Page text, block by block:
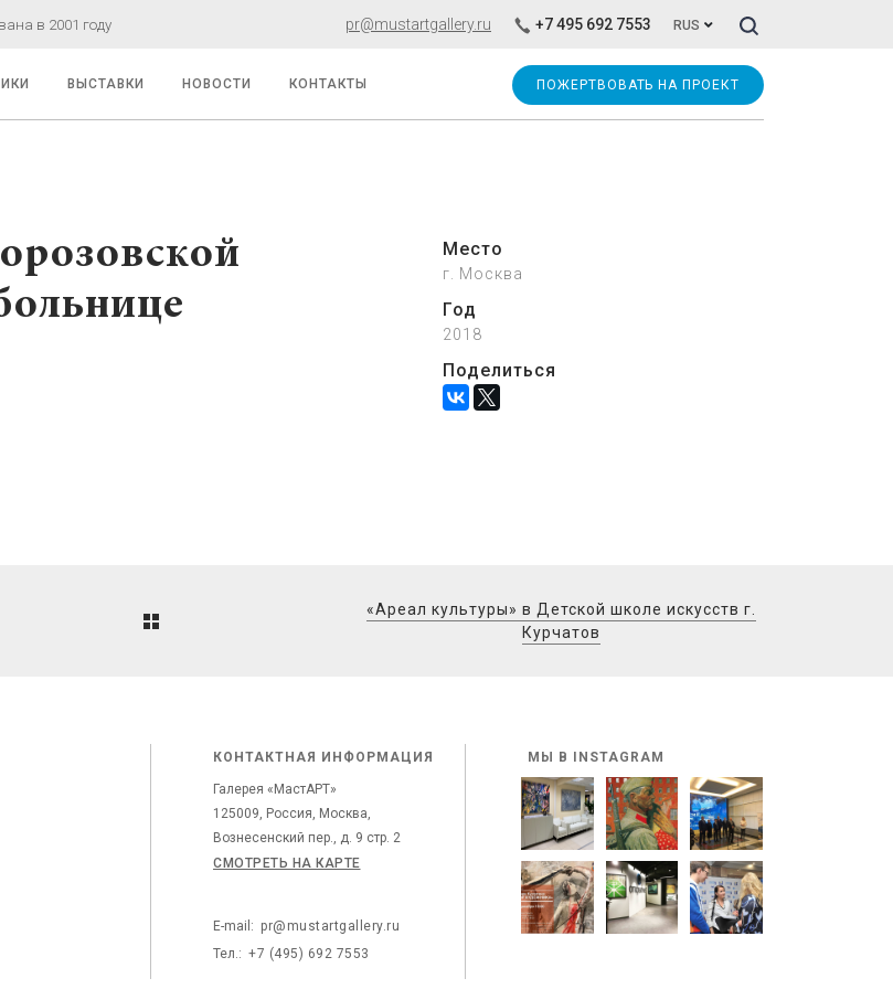
в 2001 году pr@mustartgallery.ru +7 495 692 7553 RUS Искать!
ВЫСТАВКИ НОВОСТИ КОНТАКТЫ ПОЖЕРТВОВАТЬ НА ПРОЕКТ
Место
г. Москва
Год
2018
Поделиться
«Ареал культуры» в Детской школе искусств г.
Курчатов
КОНТАКТНАЯ ИНФОРМАЦИЯ
Галерея «МастАРТ»
125009, Россия, Москва,
Вознесенский пер., д. 9 стр. 2
СМОТРЕТЬ НА КАРТЕ
E-mail: pr@mustartgallery.ru
Тел.: +7 (495) 692 7553
МЫ В INSTAGRAM